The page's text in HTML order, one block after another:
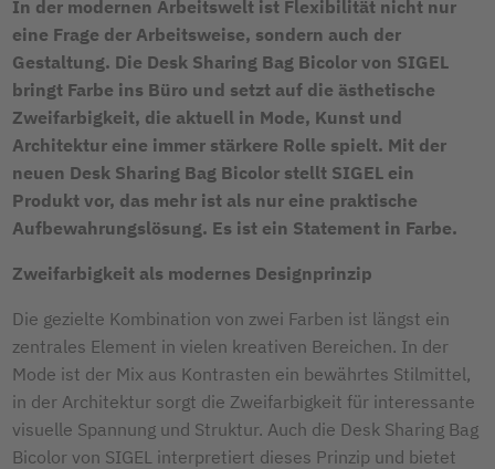
In der modernen Arbeitswelt ist Flexibilität nicht nur
eine Frage der Arbeitsweise, sondern auch der
Gestaltung. Die Desk Sharing Bag Bicolor von SIGEL
bringt Farbe ins Büro und setzt auf die ästhetische
Zweifarbigkeit, die aktuell in Mode, Kunst und
Architektur eine immer stärkere Rolle spielt. Mit der
neuen Desk Sharing Bag Bicolor stellt SIGEL ein
Produkt vor, das mehr ist als nur eine praktische
Aufbewahrungslösung. Es ist ein Statement in Farbe.
Zweifarbigkeit als modernes Designprinzip
Die gezielte Kombination von zwei Farben ist längst ein
zentrales Element in vielen kreativen Bereichen. In der
Mode ist der Mix aus Kontrasten ein bewährtes Stilmittel,
in der Architektur sorgt die Zweifarbigkeit für interessante
visuelle Spannung und Struktur. Auch die Desk Sharing Bag
Bicolor von SIGEL interpretiert dieses Prinzip und bietet